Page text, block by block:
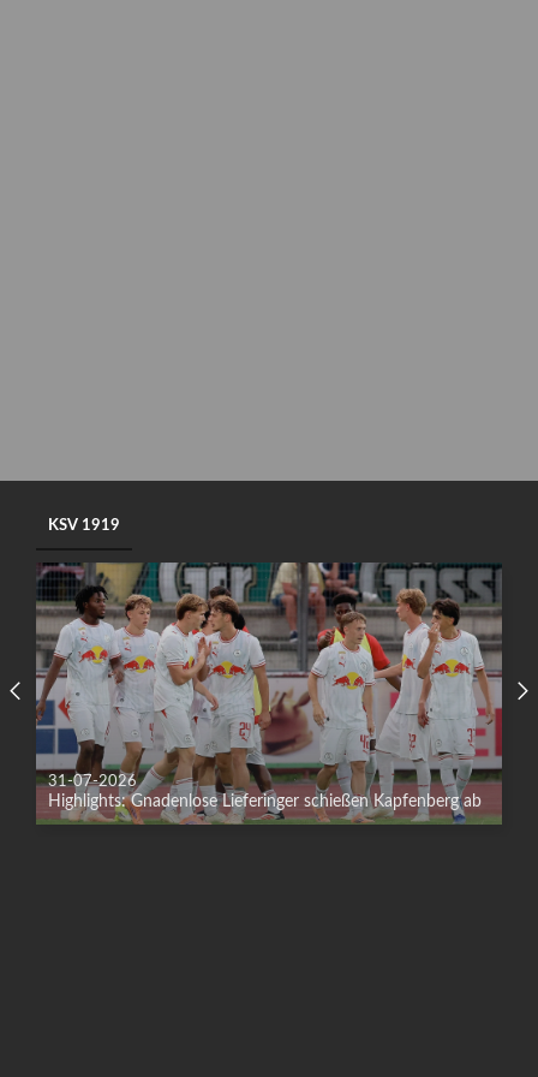
KSV 1919
31-07-2026
Highlights: Gnadenlose Lieferinger schießen Kapfenberg ab